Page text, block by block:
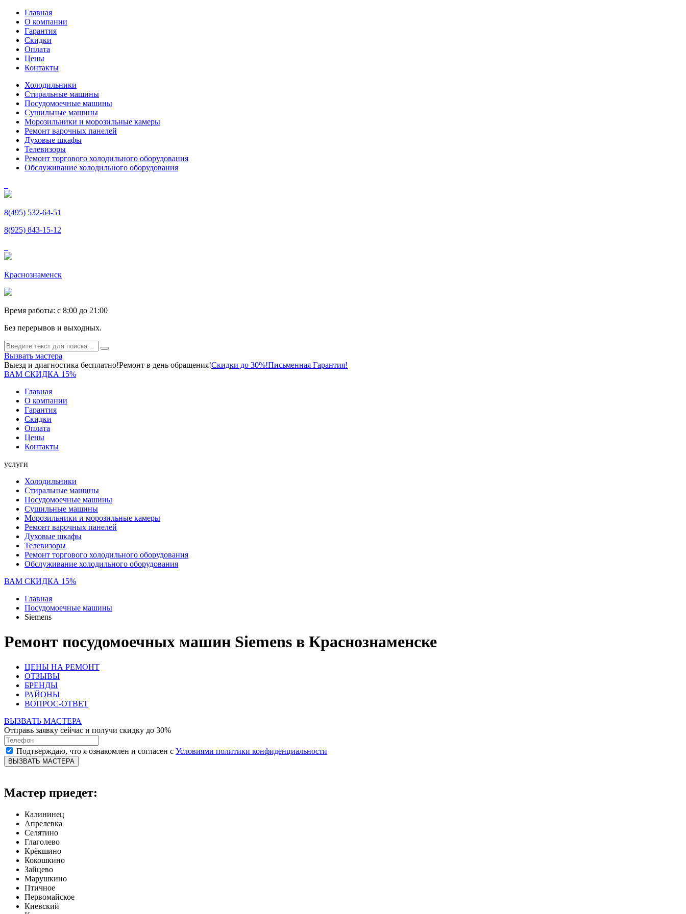
Главная
О компании
Гарантия
Скидки
Оплата
Цены
Контакты
Холодильники
Стиральные машины
Посудомоечные машины
Сушильные машины
Морозильники и морозильные камеры
Ремонт варочных панелей
Духовые шкафы
Телевизоры
Ремонт торгового холодильного оборудования
Обслуживание холодильного оборудования
8(495) 532-64-51
8(925) 843-15-12
Краснознаменск
Время работы: c 8:00 до 21:00
Без перерывов и выходных.
Вызвать мастера
Выезд и диагностика бесплатно!Ремонт в день обращения!Скидки до 30%!Письменная Гарантия!
ВАМ СКИДКА 15%
Главная
О компании
Гарантия
Скидки
Оплата
Цены
Контакты
услуги
Холодильники
Стиральные машины
Посудомоечные машины
Сушильные машины
Морозильники и морозильные камеры
Ремонт варочных панелей
Духовые шкафы
Телевизоры
Ремонт торгового холодильного оборудования
Обслуживание холодильного оборудования
ВАМ СКИДКА 15%
Главная
Посудомоечные машины
Siemens
Ремонт посудомоечных машин Siemens в Краснознаменске
ЦЕНЫ НА РЕМОНТ
ОТЗЫВЫ
БРЕНДЫ
РАЙОНЫ
ВОПРОС-ОТВЕТ
ВЫЗВАТЬ МАСТЕРА
Отправь заявку сейчас и получи скидку до 30%
Подтверждаю, что я ознакомлен и согласен с Условиями политики конфиденциальности
ВЫЗВАТЬ МАСТЕРА
Мастер приедет:
Калининец
Апрелевка
Селятино
Глаголево
Крёкшино
Кокошкино
Зайцево
Марушкино
Птичное
Первомайское
Киевский